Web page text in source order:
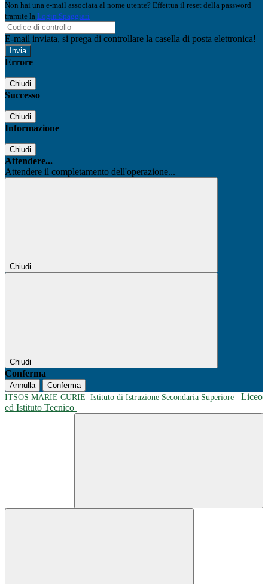
Non hai una e-mail associata al nome utente? Effettua il reset della password
tramite la Login Spaggiari
E-mail inviata, si prega di controllare la casella di posta elettronica!
Errore
Chiudi
Successo
Chiudi
Informazione
Chiudi
Attendere...
Attendere il completamento dell'operazione...
Chiudi
Chiudi
Conferma
Annulla
Conferma
ITSOS MARIE CURIE Istituto di Istruzione Secondaria Superiore
Liceo
ed Istituto Tecnico